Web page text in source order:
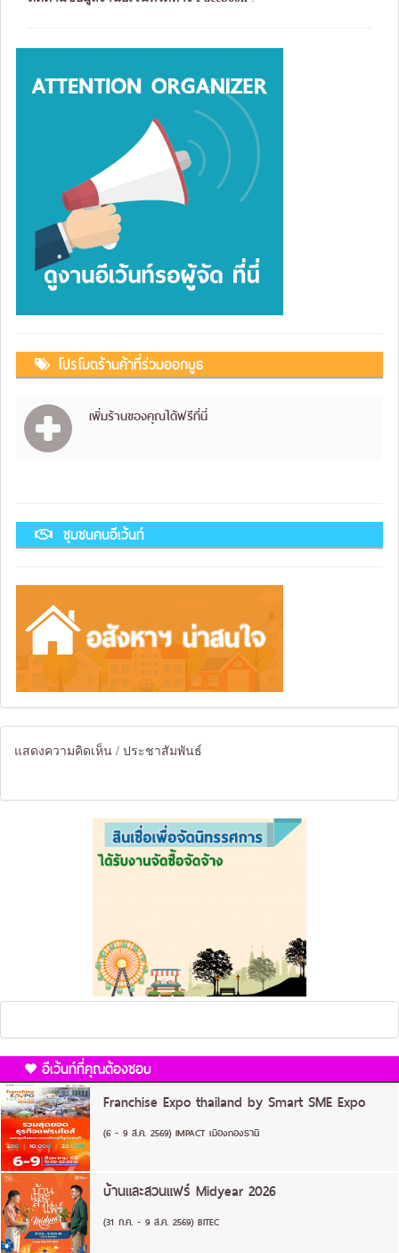
โปรโมตร้านค้าที่ร่วมออกบูธ
เพิ่มร้านของคุณได้ฟรีที่นี่
ชุมชนคนอีเว้นท์
แสดงความคิดเห็น / ประชาสัมพันธ์
อีเว้นท์ที่คุณต้องชอบ
Franchise Expo thailand by Smart SME Expo
(6 - 9 ส.ค. 2569) IMPACT เมืองทองธานี
บ้านและสวนแฟร์ Midyear 2026
(31 ก.ค. - 9 ส.ค. 2569) BITEC